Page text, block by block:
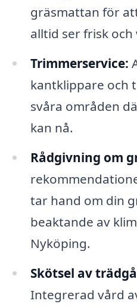
gräsmattan för
alltid ser frisk
Trimmerservice:
kantklippare och
svåra områden
kan nå.
Rådgivning om
tar hand om din
beaktande av
Nyköping.
Skötsel av
Integrerad vård